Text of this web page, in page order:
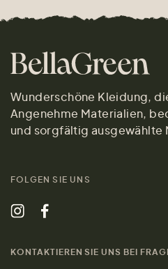
Wunderschöne Kleidung,
Angenehme Materialien,
und sorgfältig ausgewählte
FOLGEN SIE UNS
KONTAKTIEREN SIE UNS BEI